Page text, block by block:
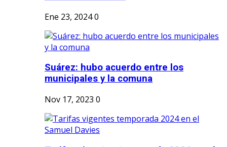
Ene 23, 20240
Suárez: hubo acuerdo entre los
municipales y la comuna
Nov 17, 2023 0